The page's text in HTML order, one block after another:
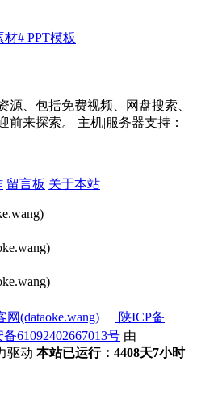
材# PPT模板
源、包括免费视频、网盘搜索、
前来探索。 主机|服务器支持：
留言板 关于本站
网(dataoke.wang)
陕ICP备
61092402667013号 由
驱动 本站已运行：4408天7小时